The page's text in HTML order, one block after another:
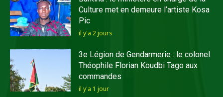
Culture met en demeure l’artiste Kosa
Pic
il y'a 2 jours
3e Légion de Gendarmerie : le colonel
Théophile Florian Koudbi Tago aux
commandes
il y'a 1 jour